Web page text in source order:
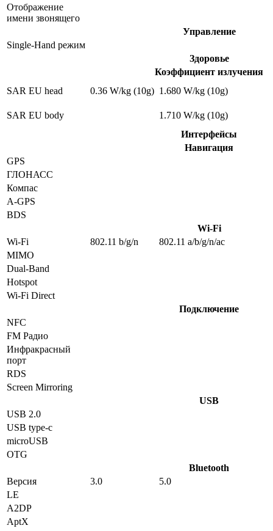
Отображение
имени звонящего
Управление
Single-Hand режим
Здоровье
Коэффициент излучения
SAR EU head
0.36 W/kg (10g) 1.680 W/kg (10g)
SAR EU body
1.710 W/kg (10g)
Интерфейсы
Навигация
GPS
ГЛОНАСС
Компас
A-GPS
BDS
Wi-Fi
Wi-Fi
802.11 b/g/n
802.11 a/b/g/n/ac
MIMO
Dual-Band
Hotspot
Wi-Fi Direct
Подключение
NFC
FM Радио
Инфракрасный
порт
RDS
Screen Mirroring
USB
USB 2.0
USB type-c
microUSB
OTG
Bluetooth
Версия
3.0
5.0
LE
A2DP
AptX